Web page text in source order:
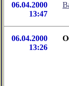
06.04.2000
13:47
06.04.2000
13:26